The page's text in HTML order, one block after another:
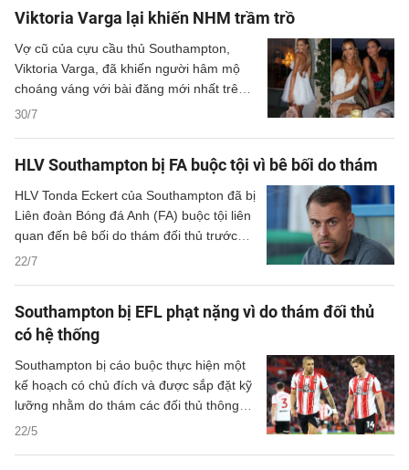
Viktoria Varga lại khiến NHM trầm trồ
30/7
Vợ cũ của cựu cầu thủ Southampton,
Viktoria Varga, đã khiến người hâm mộ
choáng váng với bài đăng mới nhất trên
mạng xã hội.
HLV Southampton bị FA buộc tội vì bê bối do thám
22/7
HLV Tonda Eckert của Southampton đã bị
Liên đoàn Bóng đá Anh (FA) buộc tội liên
quan đến bê bối do thám đối thủ trước
loạt trận play-off thăng hạng cuối mùa
Southampton bị EFL phạt nặng vì do thám đối thủ
có hệ thống
22/5
Southampton bị cáo buộc thực hiện một
kế hoạch có chủ đích và được sắp đặt kỹ
lưỡng nhằm do thám các đối thủ thông
qua việc sử dụng những nhân viên cấp